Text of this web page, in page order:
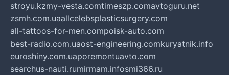
stroyu.kzmy-vesta.comtimeszp.comavtoguru.net
zsmh.com.uaallcelebsplasticsurgery.com
all-tattoos-for-men.compoisk-auto.com
best-radio.com.uaost-engineering.comkuryatnik.info
euroshiny.com.uaporemontuavto.com
searchus-nauti.rumirmam.infosmi366.ru